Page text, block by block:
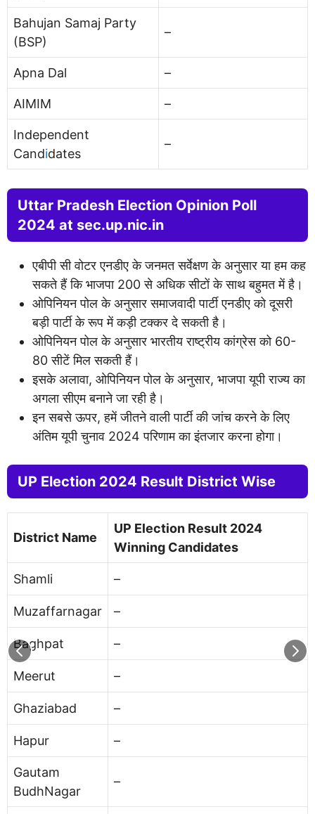
Bahujan Samaj Party
(BSP)
–
Apna Dal –
AIMIM –
Independent
Candidates
–
Uttar Pradesh Election Opinion Poll
2024 at sec.up.nic.in
एबीपी सी वोटर एनडीए के जनमत सर्वेक्षण के अनुसार या हम कह
सकते हैं कि भाजपा 200 से अधिक सीटों के साथ बहुमत में है।
ओपिनियन पोल के अनुसार समाजवादी पार्टी एनडीए को दूसरी
बड़ी पार्टी के रूप में कड़ी टक्कर दे सकती है।
ओपिनियन पोल के अनुसार भारतीय राष्ट्रीय कांग्रेस को 60-
80 सीटें मिल सकती हैं।
इसके अलावा, ओपिनियन पोल के अनुसार, भाजपा यूपी राज्य का
अगला सीएम बनाने जा रही है।
इन सबसे ऊपर, हमें जीतने वाली पार्टी की जांच करने के लिए
अंतिम यूपी चुनाव 2024 परिणाम का इंतजार करना होगा।
UP Election 2024 Result District Wise
District Name
UP Election Result 2024
Winning Candidates
Shamli –
Muzaffarnagar –
Baghpat –
Meerut –
Ghaziabad –
Hapur –
Gautam
BudhNagar
–